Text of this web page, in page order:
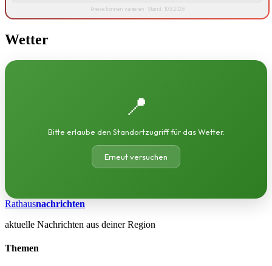
Preise können variieren · Stand: 10.8.2026
Wetter
📍
Bitte erlaube den Standortzugriff für das Wetter.
Erneut versuchen
Rathausnachrichten
aktuelle Nachrichten aus deiner Region
Themen